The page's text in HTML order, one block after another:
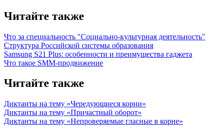
Читайте также
Что за специальность "Социально-культурная деятельность"
Структура Российской системы образования
Samsung S21 Plus: особенности и преимущества гаджета
Что такое SMM-продвижение
Читайте также
Диктанты на тему «Чередующиеся корни»
Диктанты на тему «Причастный оборот»
Диктанты на тему «Непроверяемые гласные в корне»